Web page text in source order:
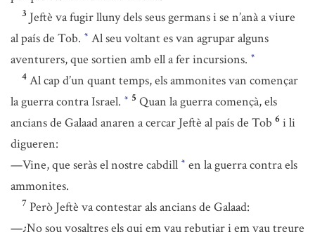
3 Jeftè va fugir lluny dels seus germans i se n’anà a viure
al país de Tob. * Al seu voltant es van agrupar alguns
aventurers, que sortien amb ell a fer incursions. *
4 Al cap d’un quant temps, els ammonites van començar
la guerra contra Israel. * 5 Quan la guerra començà, els
ancians de Galaad anaren a cercar Jeftè al país de Tob 6 i li
digueren:
—Vine, que seràs el nostre cabdill * en la guerra contra els
ammonites.
7 Però Jeftè va contestar als ancians de Galaad:
—¿No sou vosaltres els qui em vau rebutjar i em vau treure